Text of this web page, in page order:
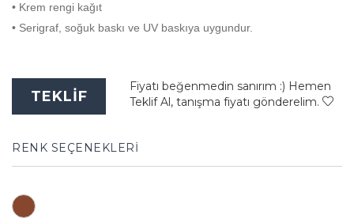
• Krem rengi kağıt
• Serigraf, soğuk baskı ve UV baskıya uygundur.
TEKLİF
Fiyatı beğenmedin sanırım :) Hemen
Teklif Al, tanışma fiyatı gönderelim.
RENK SEÇENEKLERİ